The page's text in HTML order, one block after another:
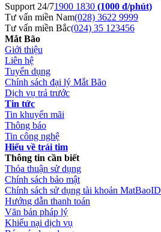
Support 24/71900 1830 (1000 đ/phút)
Tư vấn miền Nam(028) 3622 9999
Tư vấn miền Bắc(024) 35 123456
Mắt Bão
Giới thiệu
Liên hệ
Tuyển dụng
Chính sách đại lý Mắt Bão
Dịch vụ trả trước
Tin tức
Tin khuyến mãi
Thông báo
Tin công nghệ
Hiểu về trái tim
Thông tin cần biết
Thỏa thuận sử dụng
Chính sách bảo mật
Chính sách sử dụng tài khoản MatBaoID
Hướng dẫn thanh toán
Văn bản pháp lý
Khiếu nại dịch vụ